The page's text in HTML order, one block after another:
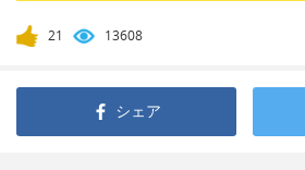
21 13608
シェア